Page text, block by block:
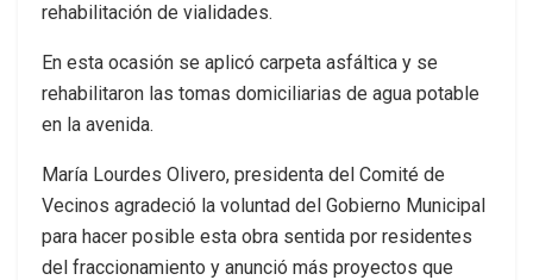
rehabilitación de vialidades.
En esta ocasión se aplicó carpeta asfáltica y se
rehabilitaron las tomas domiciliarias de agua potable
en la avenida.
María Lourdes Olivero, presidenta del Comité de
Vecinos agradeció la voluntad del Gobierno Municipal
para hacer posible esta obra sentida por residentes
del fraccionamiento y anunció más proyectos que